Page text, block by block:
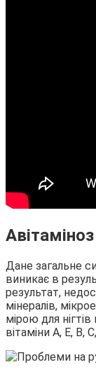
Авітаміноз
Дане загальне
виникає в
результат,
мінералів,
мірою для нігтів
вітаміни А, Е, В,